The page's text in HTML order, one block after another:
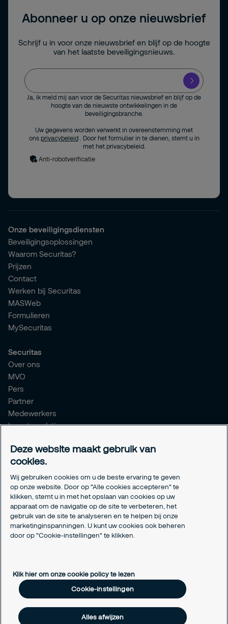
Abonneer u op onze nieuwsbrief
Schrijf u in voor onze nieuwsbrief en blijf op de hoogte
van het laatste beveiligingsnieuws.
Ja, ik meld mij aan voor de Securitas nieuwsbrief en blijf op de
hoogte van de nieuwste ontwikkelingen in de
beveiligingsbranche.
Uw gegevens worden verwerkt in overeenstemming met
ons privacybeleid
. Door het formulier in te dienen, stemt u in
met het privacybeleid.
Anti-robotverificatie
Onze beveiligingsdiensten
Beveiligingsoplossingen
Waarom Securitas?
Prijzen
Contact
Werken bij Securitas
MASWeb
Formulieren
MySecuritas
Securitas
Over ons
MVO
Pers
Partner
Medewerkers
Investor relations
Certificeringen
Aanmeldformulieren installatiepartners
Juridisch
Privacyverklaring
Algemene voorwaarden
Responsible disclosure
Cookie-instellingen
Deze website maakt gebruik van
cookies.
Wij gebruiken cookies om u de beste ervaring te geven
op onze website. Door op "Alle cookies accepteren" te
klikken, stemt u in met het opslaan van cookies op uw
apparaat om de navigatie op de site te verbeteren, het
gebruik van de site te analyseren en te helpen bij onze
marketinginspanningen. U kunt uw cookies ook beheren
door op "Cookie-instellingen" te klikken.
Klik hier om onze cookie policy te lezen
Cookie-instellingen
Alles afwijzen